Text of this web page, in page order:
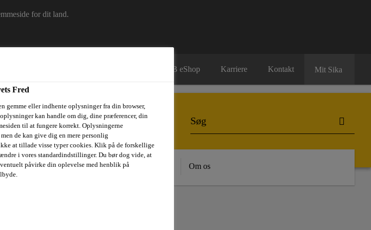
for dit land.
B2B eShop Karriere Kontakt Mit Sika
værktøjskasse Referencer Bæredygtighed Om os
Fred
gemme eller indhente oplysninger fra din browser,
kan handle om dig, dine præferencer, din
til at fungere korrekt. Oplysningerne
de kan give dig en mere personlig
at tillade visse typer cookies. Klik på de forskellige
i vores standardindstillinger. Du bør dog vide, at
påvirke din oplevelse med henblik på